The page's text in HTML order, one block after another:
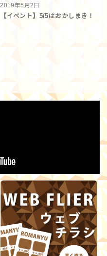
2019年5月2日
【イベント】5/5はおかしまき！